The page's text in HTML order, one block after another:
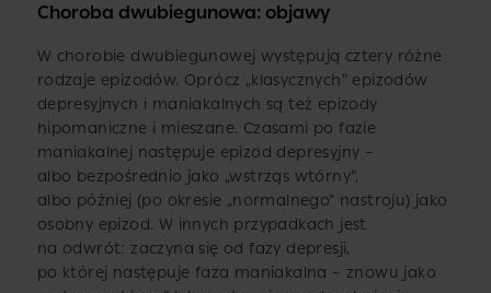
Choroba dwubiegunowa: objawy
W chorobie dwubiegunowej występują cztery różne
rodzaje epizodów. Oprócz „klasycznych” epizodów
depresyjnych i maniakalnych są też epizody
hipomaniczne i mieszane. Czasami po fazie
maniakalnej następuje epizod depresyjny –
albo bezpośrednio jako „wstrząs wtórny”,
albo później (po okresie „normalnego” nastroju) jako
osobny epizod. W innych przypadkach jest
na odwrót: zaczyna się od fazy depresji,
po której następuje faza maniakalna – znowu jako